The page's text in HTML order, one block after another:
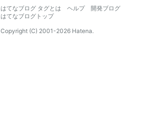
はてなブログ タグとは
ヘルプ
開発ブログ
はてなブログトップ
Copyright (C) 2001-2026 Hatena.